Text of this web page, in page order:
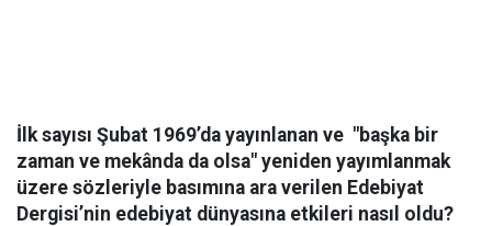
İlk sayısı Şubat 1969’da yayınlanan ve "başka bir
zaman ve mekânda da olsa" yeniden yayımlanmak
üzere sözleriyle basımına ara verilen Edebiyat
Dergisi’nin edebiyat dünyasına etkileri nasıl oldu?